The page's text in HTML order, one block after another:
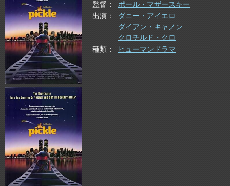
監督
ポール・マザースキー
出演
ダニー・アイエロ
ダイアン・キャノン
クロチルド・クロ
種類
ヒューマンドラマ